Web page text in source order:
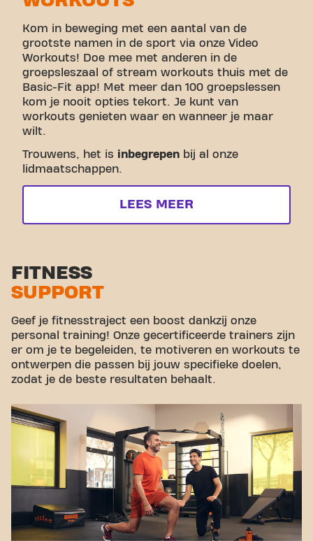
Kom in beweging met een aantal van de
grootste namen in de sport via onze Video
Workouts! Doe mee met anderen in de
groepsleszaal of stream workouts thuis met de
Basic-Fit app! Met meer dan 100 groepslessen
kom je nooit opties tekort. Je kunt van
workouts genieten waar en wanneer je maar
wilt.
Trouwens, het is inbegrepen bij al onze
lidmaatschappen.
LEES MEER
FITNESS
SUPPORT
Geef je fitnesstraject een boost dankzij onze
personal training! Onze gecertificeerde trainers zijn
er om je te begeleiden, te motiveren en workouts te
ontwerpen die passen bij jouw specifieke doelen,
zodat je de beste resultaten behaalt.